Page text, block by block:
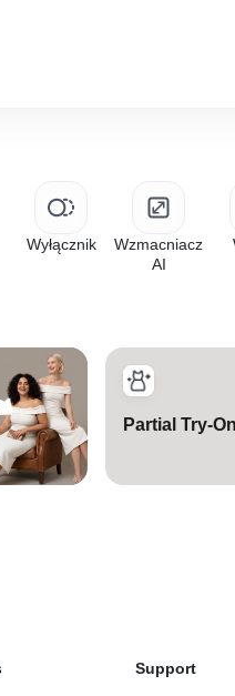
Wyłącznik
Wzmacniacz
AI
Partial Try-On
Support